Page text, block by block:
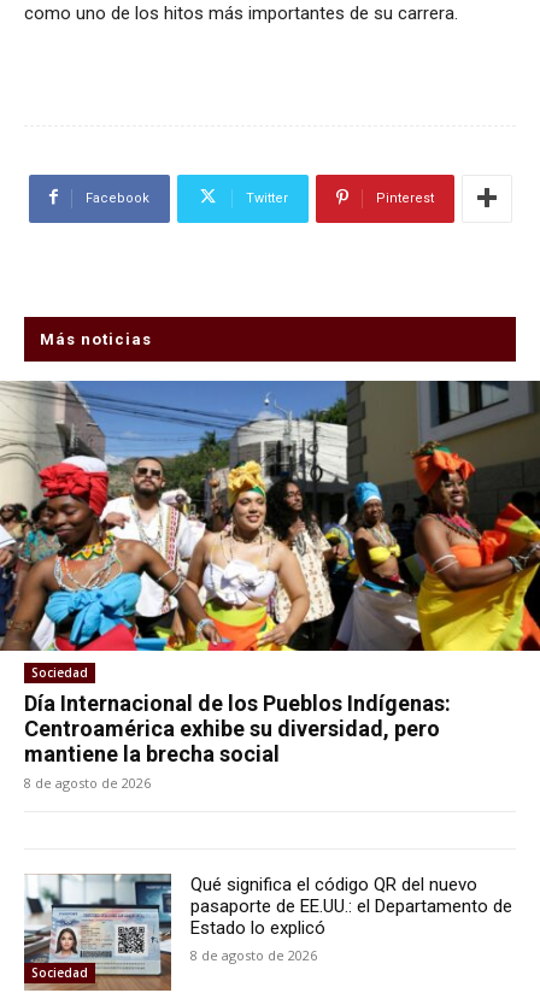
como uno de los hitos más importantes de su carrera.
Facebook Twitter Pinterest
Más noticias
Sociedad
Día Internacional de los Pueblos Indígenas:
Centroamérica exhibe su diversidad, pero
mantiene la brecha social
8 de agosto de 2026
Sociedad
Qué significa el código QR del nuevo
pasaporte de EE.UU.: el Departamento de
Estado lo explicó
8 de agosto de 2026